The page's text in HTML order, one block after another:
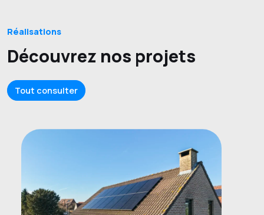
Réalisations
Découvrez nos projets
Tout consulter